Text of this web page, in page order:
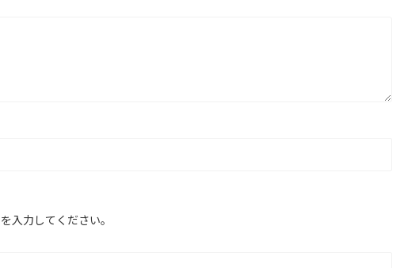
入力してください。